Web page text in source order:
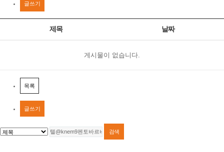
글쓰기
제목 날짜
게시물이 없습니다.
목록
글쓰기